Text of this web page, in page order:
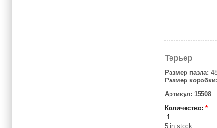
Терьер
Размер пазла:
Размер коробки:
Артикул: 15508
Количество: *
5 in stock